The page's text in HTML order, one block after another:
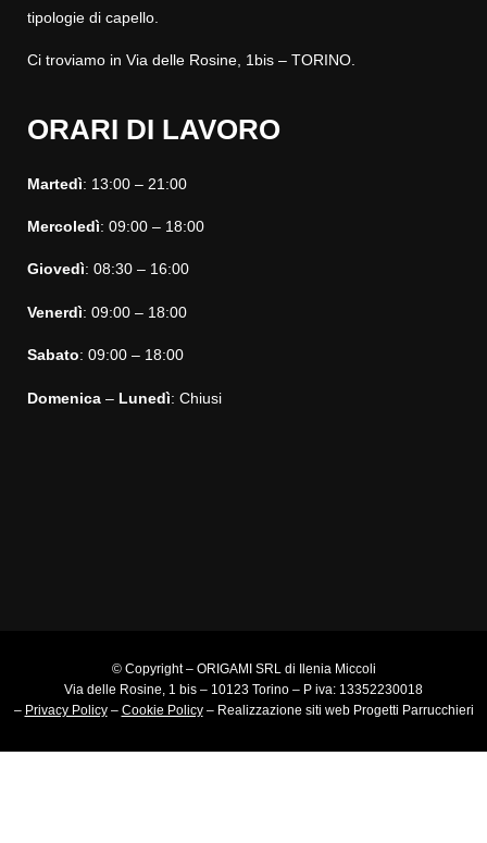
tipologie di capello.
Ci troviamo in Via delle Rosine, 1bis – TORINO.
ORARI DI LAVORO
Martedì: 13:00 – 21:00
Mercoledì: 09:00 – 18:00
Giovedì: 08:30 – 16:00
Venerdì: 09:00 – 18:00
Sabato: 09:00 – 18:00
Domenica– Lunedì: Chiusi
© Copyright – ORIGAMI SRL di Ilenia Miccoli
Via delle Rosine, 1 bis – 10123 Torino – P iva: 13352230018
– Privacy Policy– Cookie Policy– Realizzazione siti webProgetti Parrucchieri